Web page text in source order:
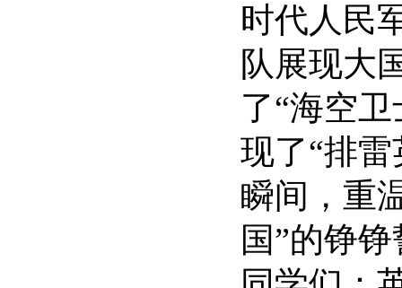
时代人民
队展现大
了“海空
现了“排
瞬间，重
国”的铮